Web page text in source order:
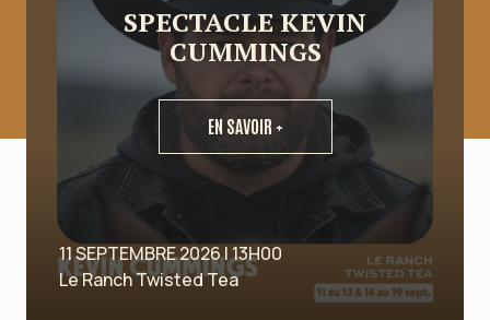
SPECTACLE KEVIN
CUMMINGS
EN SAVOIR +
11 SEPTEMBRE 2026 | 13H00
Le Ranch Twisted Tea